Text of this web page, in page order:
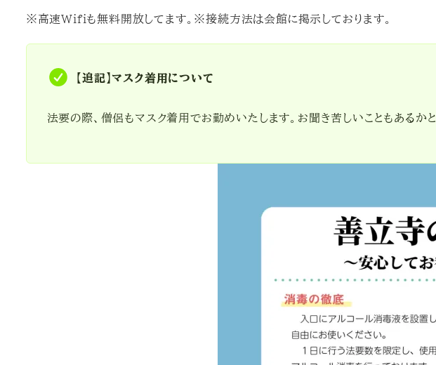
※高速Wifiも無料開放してます。※接続方法は会館に掲示しております。
【追記】マスク着用について
法要の際、僧侶もマスク着用でお勤めいたします。お聞き苦しいこともあるか